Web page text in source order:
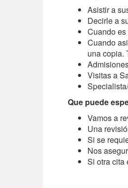
Asistir a
Decirle a
Cuando
Cuando
una copia.
Visitas a
Que puede
Vamos a
Una
Si se
Nos
Si otra cita